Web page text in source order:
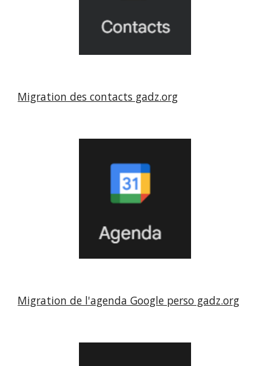
Migration des contacts gadz.org
Migration de l'agenda Google perso gadz.org